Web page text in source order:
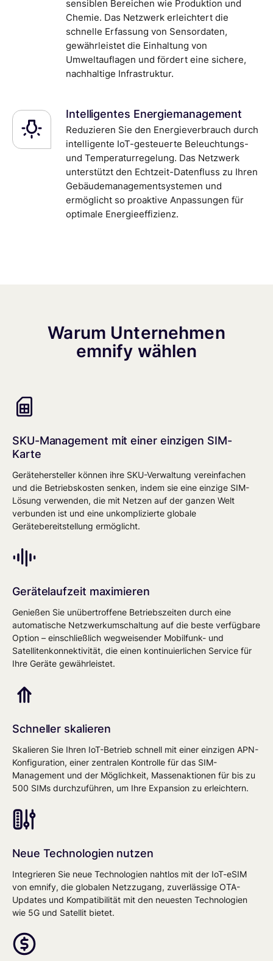
sensiblen Bereichen wie Produktion und
Chemie. Das Netzwerk erleichtert die
schnelle Erfassung von Sensordaten,
gewährleistet die Einhaltung von
Umweltauflagen und fördert eine sichere,
nachhaltige Infrastruktur.
Intelligentes Energiemanagement
Reduzieren Sie den Energieverbrauch durch
intelligente IoT-gesteuerte Beleuchtungs-
und Temperaturregelung. Das Netzwerk
unterstützt den Echtzeit-Datenfluss zu Ihren
Gebäudemanagementsystemen und
ermöglicht so proaktive Anpassungen für
optimale Energieeffizienz.
Warum Unternehmen
emnify wählen
SKU-Management mit einer einzigen SIM-
Karte
Gerätehersteller können ihre SKU-Verwaltung vereinfachen
und die Betriebskosten senken, indem sie eine einzige SIM-
Lösung verwenden, die mit Netzen auf der ganzen Welt
verbunden ist und eine unkomplizierte globale
Gerätebereitstellung ermöglicht.
Gerätelaufzeit maximieren
Genießen Sie unübertroffene Betriebszeiten durch eine
automatische Netzwerkumschaltung auf die beste verfügbare
Option – einschließlich wegweisender Mobilfunk- und
Satellitenkonnektivität, die einen kontinuierlichen Service für
Ihre Geräte gewährleistet.
Schneller skalieren
Skalieren Sie Ihren IoT-Betrieb schnell mit einer einzigen APN-
Konfiguration, einer zentralen Kontrolle für das SIM-
Management und der Möglichkeit, Massenaktionen für bis zu
500 SIMs durchzuführen, um Ihre Expansion zu erleichtern.
Neue Technologien nutzen
Integrieren Sie neue Technologien nahtlos mit der IoT-eSIM
von emnify, die globalen Netzzugang, zuverlässige OTA-
Updates und Kompatibilität mit den neuesten Technologien
wie 5G und Satellit bietet.